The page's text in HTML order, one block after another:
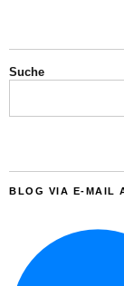
Suche
BLOG VIA E-MAIL